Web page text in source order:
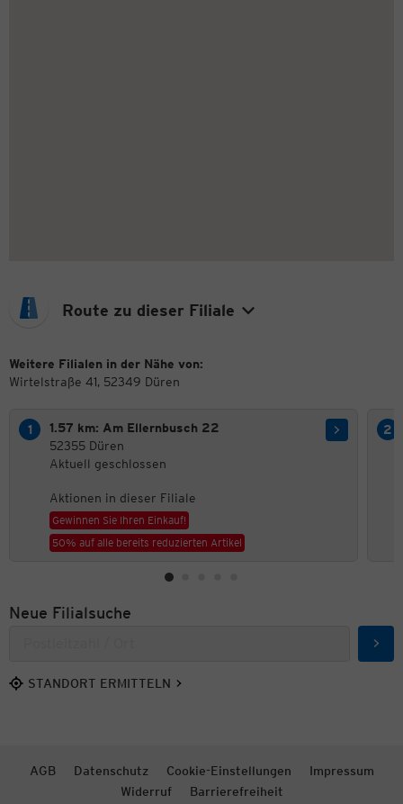
Route zu dieser Filiale
Weitere Filialen in der Nähe von:
Wirtelstraße 41, 52349 Düren
1.57 km: Am Ellernbusch 22
52355 Düren
Aktuell geschlossen
Aktionen in dieser Filiale
Gewinnen Sie Ihren Einkauf!
50% auf alle bereits reduzierten Artikel
Neue Filialsuche
STANDORT ERMITTELN
AGB Datenschutz Cookie-Einstellungen
Impressum
Widerruf
Barrierefreiheit